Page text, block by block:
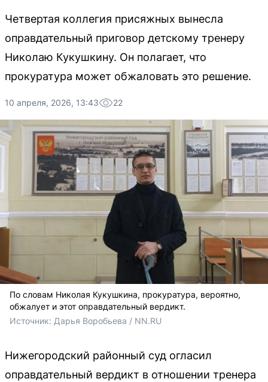
Четвертая коллегия присяжных вынесла
оправдательный приговор детскому тренеру
Николаю Кукушкину. Он полагает, что
прокуратура может обжаловать это решение.
10 апреля, 2026, 13:43 22
По словам Николая Кукушкина, прокуратура, вероятно,
обжалует и этот оправдательный вердикт.
Источник: Дарья Воробьева / NN.RU
Нижегородский районный суд огласил
оправдательный вердикт в отношении тренера